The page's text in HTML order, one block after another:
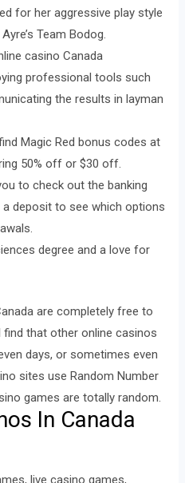
for her aggressive play style
Team Bodog.
casino Canada
professional tools such
the results in layman
Magic Red bonus codes at
50% off or $30 off.
to check out the banking
deposit to see which options
degree and a love for
are completely free to
find that other online casinos
days, or sometimes even
sites use Random Number
games are totally random.
In Canada
live casino games,